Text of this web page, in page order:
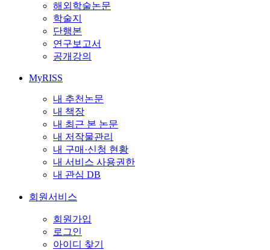
해외학술논문
학술지
단행본
연구보고서
공개강의
MyRISS
내 추천논문
내 책장
내 최근 본 논문
내 저작물관리
내 구매·신청 현황
내 서비스 사용권한
내 관심 DB
회원서비스
회원가입
로그인
아이디 찾기